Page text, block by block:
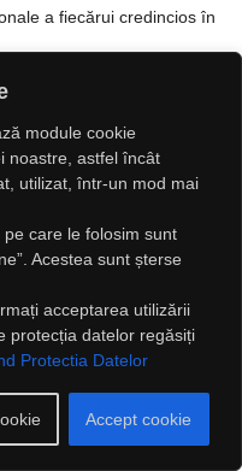
module cookie
noastre, astfel încât
utilizat, într-un mod mai
care le folosim sunt
Acestea sunt șterse
acceptarea utilizării
protecția datelor regăsiți
Protectia Datelor
Accept cookie
a fiecărui credincios în
se arată ca un urcuș
început de veșnicie, iar
răspuns viu la iubirea
Nechit : ”Roadele
de învățătură –
primit cu aleasă bucurie
Mănăstirea Nechit: „Am
cu notificările